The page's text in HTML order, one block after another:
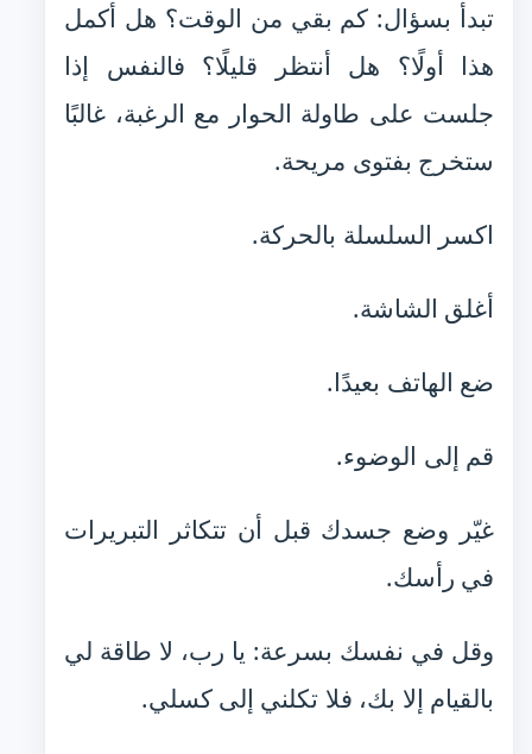
تبدأ بسؤال: كم بقي من الوقت؟ هل أكمل
هذا أولًا؟ هل أنتظر قليلًا؟ فالنفس إذا
جلست على طاولة الحوار مع الرغبة، غالبًا
ستخرج بفتوى مريحة.
اكسر السلسلة بالحركة.
أغلق الشاشة.
ضع الهاتف بعيدًا.
قم إلى الوضوء.
غيّر وضع جسدك قبل أن تتكاثر التبريرات
في رأسك.
وقل في نفسك بسرعة: يا رب، لا طاقة لي
بالقيام إلا بك، فلا تكلني إلى كسلي.